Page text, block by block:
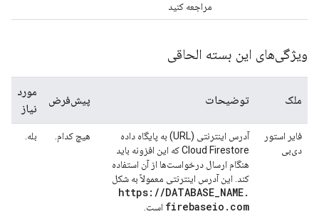
مراجعه کنید
ویژگی‌های این بسته الحاقی
ملک توضیحات پیش‌فرض
مورد
نیاز
فایر استور
دی‌بی
آدرس اینترنتی (URL) به پایگاه داده
Cloud Firestore که این افزونه باید
هنگام ارسال درخواست‌ها از آن استفاده
کند. این آدرس اینترنتی معمولاً به شکل
https: //DATABASE_NAME.
firebaseio . com است.
هیچ کدام. بله.